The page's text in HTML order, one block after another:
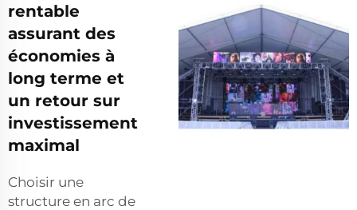
rentable
assurant des
économies à
long terme et
un retour sur
investissement
maximal
Choisir une
structure en arc de